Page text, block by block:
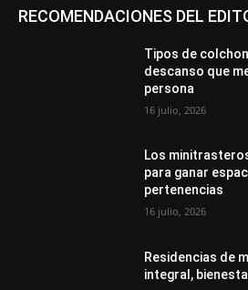
RECOMENDACIONES DEL
Tipos de
descanso que
persona
16 julio, 2026
Los
para ganar
pertenencias
16 julio, 2026
Residencias de
integral,